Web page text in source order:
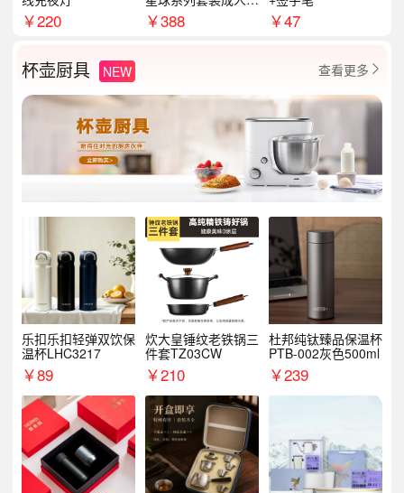
￥220
学季生日礼物商务礼
品
￥388 ￥47
杯壶厨具 NEW 查看更多 
乐扣乐扣轻弹双饮保
温杯LHC3217
￥89
炊大皇锤纹老铁锅三
件套TZ03CW
￥210
杜邦纯钛臻品保温杯
PTB-002灰色500ml
￥239